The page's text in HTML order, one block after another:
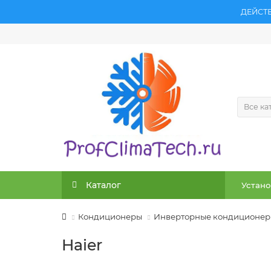
Все
Каталог
Кондиционеры Инверторные
Haier